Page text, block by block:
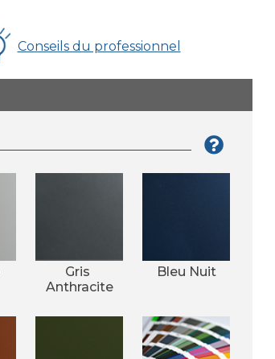
Conseils du professionnel
Gris
Anthracite
Bleu Nuit